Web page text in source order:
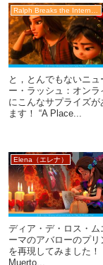
と，とんでもないニ
ー・ラッシュ：オン
にこんなサプライズ
ます！ “A Place...
Elena（エレナ）
ディア・デ・ロス・
ーマのアバローのプ
を再現してみました
Muerto...